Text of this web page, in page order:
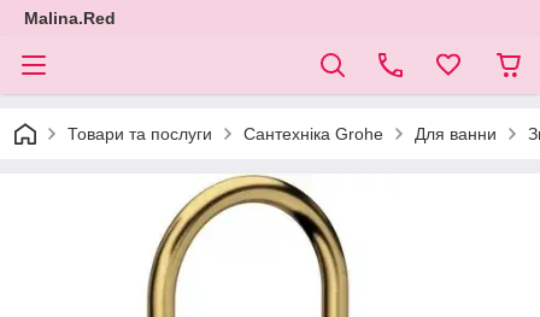
Malina.Red
Товари та послуги Сантехніка Grohe Для ванни